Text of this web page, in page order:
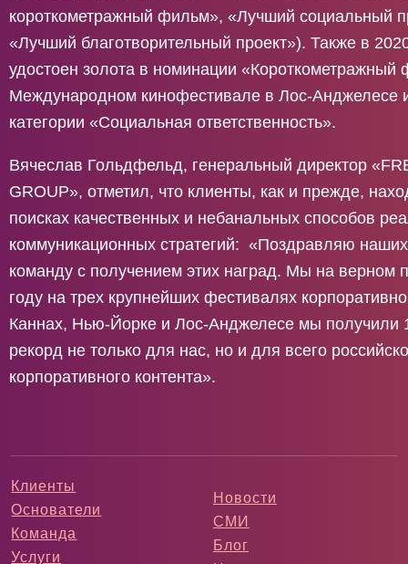
короткометражный фильм», «Лучший социальный
«Лучший благотворительный проект»). Также в
удостоен золота в номинации «Короткометражный
Международном кинофестивале в Лос-Анджелесе
категории «Социальная ответственность».
Вячеслав Гольдфельд, генеральный директор
GROUP», отметил, что клиенты, как и прежде,
поисках качественных и небанальных способов
коммуникационных стратегий: «Поздравляю
команду с получением этих наград. Мы на верном
году на трех крупнейших фестивалях
Каннах, Нью-Йорке и Лос-Анджелесе мы получили
рекорд не только для нас, но и для всего
корпоративного контента».
Клиенты
Основатели
Команда
Услуги
Новости
СМИ
Блог